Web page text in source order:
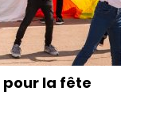
la fête